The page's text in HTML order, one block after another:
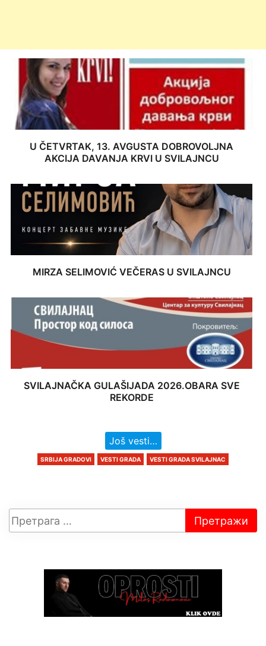
U ČETVRTAK, 13. AVGUSTA DOBROVOLJNA
AKCIJA DAVANJA KRVI U SVILAJNCU
MIRZA SELIMOVIĆ VEČERAS U SVILAJNCU
SVILAJNAČKA GULAŠIJADA 2026.OBARA SVE
REKORDE
Još vesti…
SRBIJA GRADOVI VESTI GRADA VESTI GRADA SVILAJNAC